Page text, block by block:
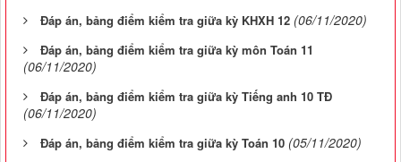
Đáp án, bảng điểm kiểm tra giữa kỳ KHXH 12 (06/11/2020)
Đáp án, bảng điểm kiểm tra giữa kỳ môn Toán 11
(06/11/2020)
Đáp án, bảng điểm kiểm tra giữa kỳ Tiếng anh 10 TĐ
(06/11/2020)
Đáp án, bảng điểm kiểm tra giữa kỳ Toán 10 (05/11/2020)